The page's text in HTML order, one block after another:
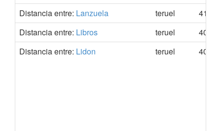
Distancia entre: Lanzuela teruel
Distancia entre: Libros teruel
Distancia entre: Lidon teruel